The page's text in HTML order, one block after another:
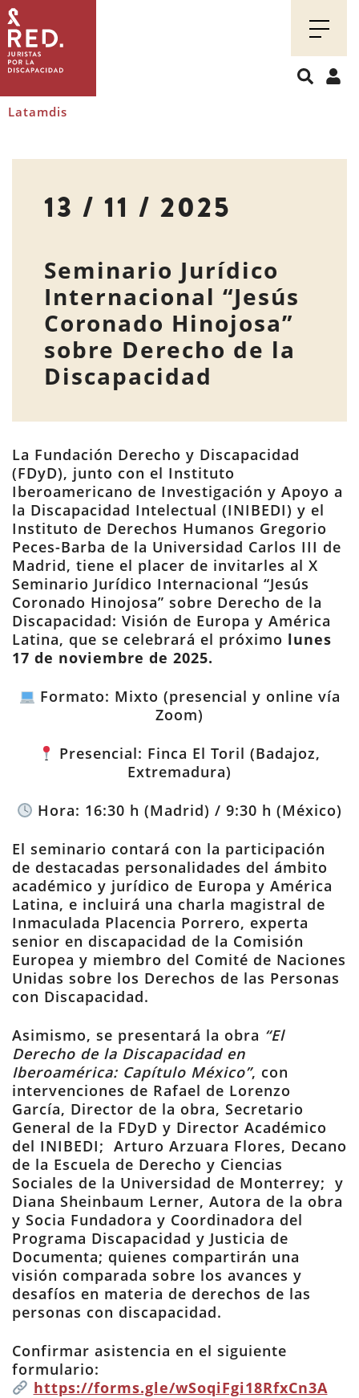
Juristas
por
la
discapacidad
Latamdis
13 / 11 / 2025
Seminario Jurídico
Internacional “Jesús
Coronado Hinojosa”
sobre Derecho de la
Discapacidad
La Fundación Derecho y Discapacidad
(FDyD), junto con el Instituto
Iberoamericano de Investigación y Apoyo a
la Discapacidad Intelectual (INIBEDI) y el
Instituto de Derechos Humanos Gregorio
Peces-Barba de la Universidad Carlos III de
Madrid, tiene el placer de invitarles al X
Seminario Jurídico Internacional “Jesús
Coronado Hinojosa” sobre Derecho de la
Discapacidad: Visión de Europa y América
Latina, que se celebrará el próximo lunes
17 de noviembre de 2025.
Formato: Mixto (presencial y online vía
Zoom)
Presencial: Finca El Toril (Badajoz,
Extremadura)
Hora: 16:30 h (Madrid) / 9:30 h (México)
El seminario contará con la participación
de destacadas personalidades del ámbito
académico y jurídico de Europa y América
Latina, e incluirá una charla magistral de
Inmaculada Placencia Porrero, experta
senior en discapacidad de la Comisión
Europea y miembro del Comité de Naciones
Unidas sobre los Derechos de las Personas
con Discapacidad.
Asimismo, se presentará la obra “El
Derecho de la Discapacidad en
Iberoamérica: Capítulo México”, con
intervenciones de Rafael de Lorenzo
García, Director de la obra, Secretario
General de la FDyD y Director Académico
del INIBEDI; Arturo Arzuara Flores, Decano
de la Escuela de Derecho y Ciencias
Sociales de la Universidad de Monterrey; y
Diana Sheinbaum Lerner, Autora de la obra
y Socia Fundadora y Coordinadora del
Programa Discapacidad y Justicia de
Documenta; quienes compartirán una
visión comparada sobre los avances y
desafíos en materia de derechos de las
personas con discapacidad.
Confirmar asistencia en el siguiente
formulario:
https://forms.gle/wSoqiFgi18RfxCn3A